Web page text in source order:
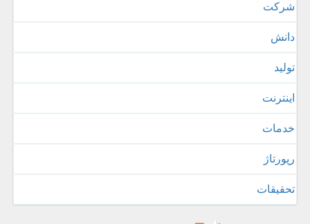
شركت
دانش
تولید
اینترنت
خدمات
رپورتاژ
تحقیقات